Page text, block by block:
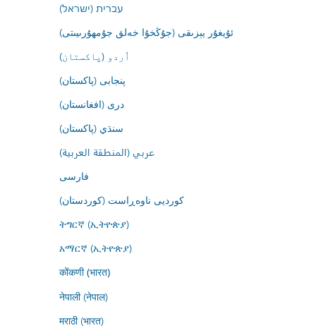
עברית (ישראל)
ئۇيغۇر يېزىقى (جۇڭخۇا خەلق جۇمھۇرىيىتى)
اُردو (پاکستان)
پنجابی (پاکستان)
درى (افغانستان)
سنڌي (پاکستان)
عربي (المنطقة العربية)
فارسى
کوردیی ناوەڕاست (کوردستان)
ትግርኛ (ኢትዮጵያ)
አማርኛ (ኢትዮጵያ)
कोंकणी (भारत)
नेपाली (नेपाल)
मराठी (भारत)